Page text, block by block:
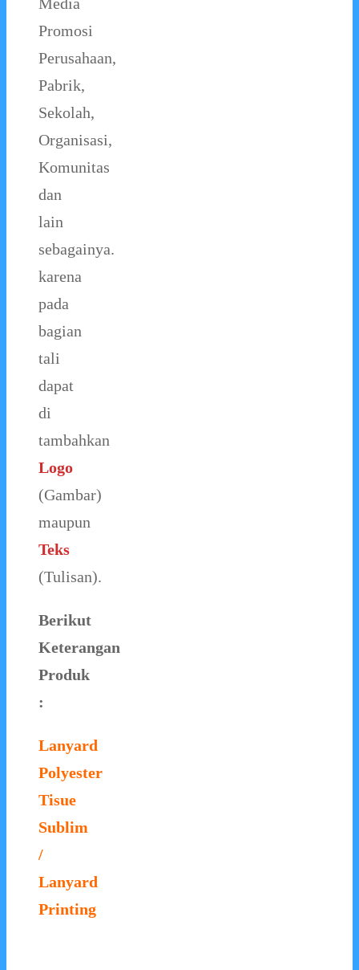
Promosi
Perusahaan,
Pabrik,
Sekolah,
Organisasi,
Komunitas
dan
lain
sebagainya.
karena
pada
bagian
tali
dapat
di
tambahkan
Logo
(Gambar)
maupun
Teks
(Tulisan).
Berikut
Keterangan
Produk
:
Lanyard
Polyester
Tisue
Sublim
/
Lanyard
Printing